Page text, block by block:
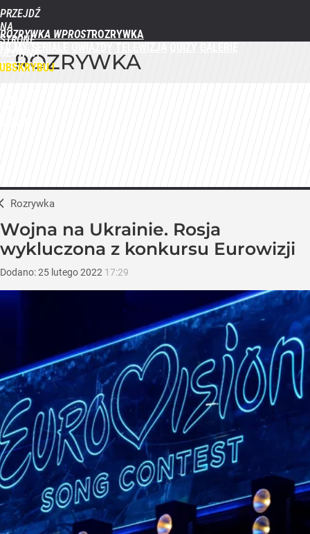
PRZEJDŹ
NA
STRONĘ
GŁÓWNĄ
WPROST.PL
ROZRYWKA WPROST
ROZRYWKA
Rozrywka
Wojna na Ukrainie. Rosja
wykluczona z konkursu Eurowizji
Dodano:25 lutego2022 17:29